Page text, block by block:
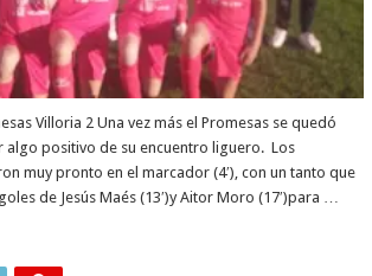
Villoria 2 Una vez más el Promesas se quedó
algo positivo de su encuentro liguero. Los
muy pronto en el marcador (4′), con un tanto que
de Jesús Maés (13′)y Aitor Moro (17′)para …